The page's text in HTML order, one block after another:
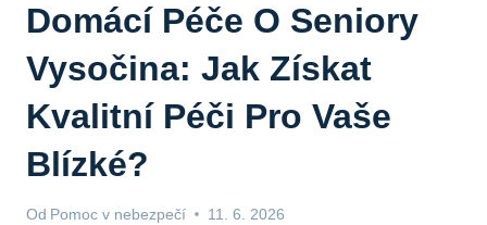
Domácí Péče O Seniory
Vysočina: Jak Získat
Kvalitní Péči Pro Vaše
Blízké?
Od Pomoc v nebezpečí 11. 6. 2026